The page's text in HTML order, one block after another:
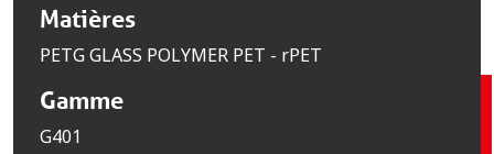
Matières
PETG GLASS POLYMER PET - rPET
Gamme
G401